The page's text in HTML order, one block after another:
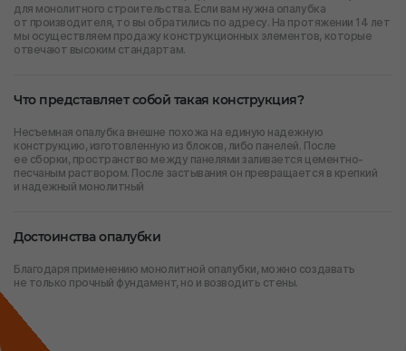
для монолитного строительства. Если вам нужна опалубка
от производителя, то вы обратились по адресу. На протяжении 14 лет
мы осуществляем продажу конструкционных элементов, которые
отвечают высоким стандартам.
Что представляет собой такая конструкция?
Несъемная опалубка внешне похожа на единую надежную
конструкцию, изготовленную из блоков, либо панелей. После
ее сборки, пространство между панелями заливается цементно-
песчаным раствором. После застывания он превращается в крепкий
и надежный монолитный
Достоинства опалубки
Благодаря применению монолитной опалубки, можно создавать
не только прочный фундамент, но и возводить стены.